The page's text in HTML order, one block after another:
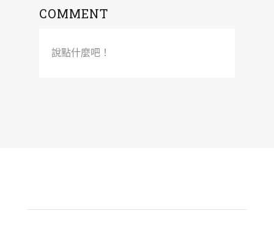
COMMENT
說點什麼吧！